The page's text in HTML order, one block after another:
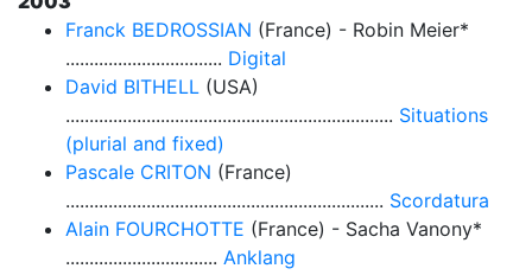
Franck BEDROSSIAN (France) - Robin Meier*
................................. Digital
David BITHELL (USA)
..................................................................... Situations
(plurial and fixed)
Pascale CRITON (France)
................................................................... Scordatura
Alain FOURCHOTTE (France) - Sacha Vanony*
................................ Anklang